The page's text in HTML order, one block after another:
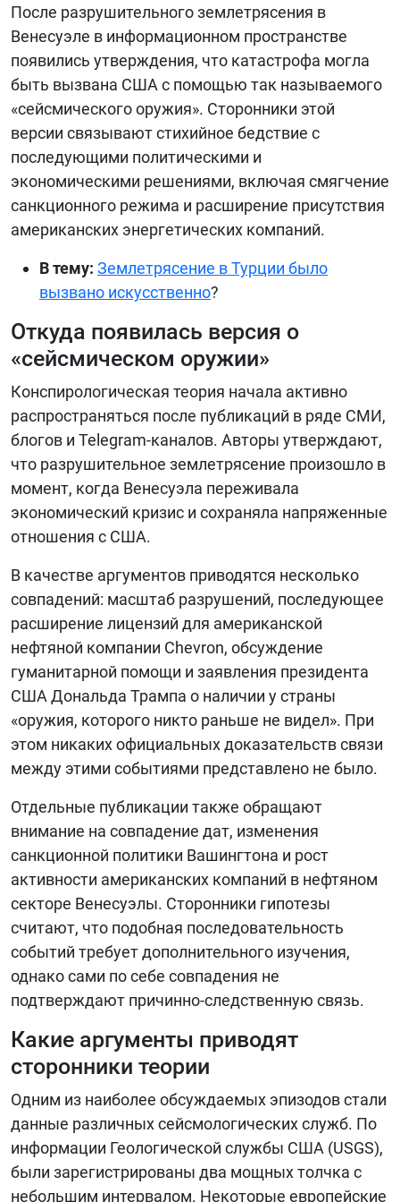
БИБЛИОТЕКА
ВИДЕО
ФОТО
После разрушительного землетрясения в
Венесуэле в информационном пространстве
появились утверждения, что катастрофа могла
быть вызвана США с помощью так называемого
«сейсмического оружия». Сторонники этой
версии связывают стихийное бедствие с
последующими политическими и
экономическими решениями, включая смягчение
санкционного режима и расширение присутствия
американских энергетических компаний.
В тему: Землетрясение в Турции было
вызвано искусственно?
Откуда появилась версия о
«сейсмическом оружии»
Конспирологическая теория начала активно
распространяться после публикаций в ряде СМИ,
блогов и Telegram-каналов. Авторы утверждают,
что разрушительное землетрясение произошло в
момент, когда Венесуэла переживала
экономический кризис и сохраняла напряженные
отношения с США.
В качестве аргументов приводятся несколько
совпадений: масштаб разрушений, последующее
расширение лицензий для американской
нефтяной компании Chevron, обсуждение
гуманитарной помощи и заявления президента
США Дональда Трампа о наличии у страны
«оружия, которого никто раньше не видел». При
этом никаких официальных доказательств связи
между этими событиями представлено не было.
Отдельные публикации также обращают
внимание на совпадение дат, изменения
санкционной политики Вашингтона и рост
активности американских компаний в нефтяном
секторе Венесуэлы. Сторонники гипотезы
считают, что подобная последовательность
событий требует дополнительного изучения,
однако сами по себе совпадения не
подтверждают причинно-следственную связь.
Какие аргументы приводят
сторонники теории
Одним из наиболее обсуждаемых эпизодов стали
данные различных сейсмологических служб. По
информации Геологической службы США (USGS),
были зарегистрированы два мощных толчка с
небольшим интервалом. Некоторые европейские